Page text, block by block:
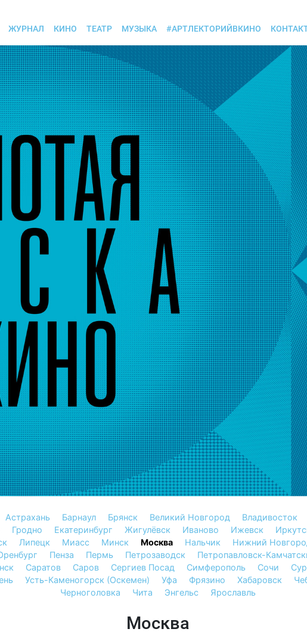
ЖУРНАЛ КИНО ТЕАТР МУЗЫКА #АРТЛЕКТОРИЙВКИНО
Астрахань Барнаул Брянск Великий Новгород Владивосток
Гродно Екатеринбург Жигулёвск Иваново Ижевск
Липецк Миасс Минск Москва Нальчик Нижний
Пенза Пермь Петрозаводск Петропавловск-
Саратов Саров Сергиев Посад Симферополь Сочи
Усть-Каменогорск (Оскемен) Уфа Фрязино Хабаровск
Черноголовка
Чита Энгельс Ярославль
Москва